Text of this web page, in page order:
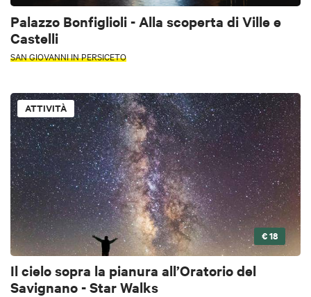
Palazzo Bonfiglioli - Alla scoperta di Ville e
Castelli
SAN GIOVANNI IN PERSICETO
ATTIVITÀ
€ 18
Il cielo sopra la pianura all’Oratorio del
Savignano - Star Walks